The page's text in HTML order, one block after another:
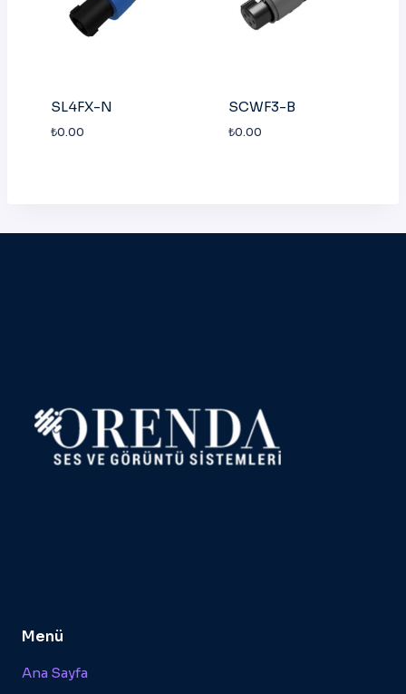
SL4FX-N
₺0.00
SCWF3-B
₺0.00
Menü
Ana Sayfa